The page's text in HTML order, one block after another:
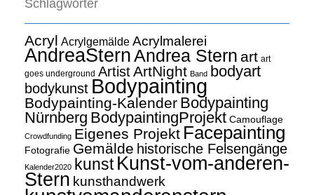
Schlagwörter
Acryl Acrylgemälde Acrylmalerei
AndreaSternAndrea Stern art art
goes underground ArtistArtNight Band bodyart
bodykunst Bodypainting
Bodypainting-Kalender Bodypainting
Nürnberg BodypaintingProjekt Camouflage
Crowdfunding Eigenes Projekt Facepainting
Fotografie Gemälde historische Felsengänge
Kalender2020 kunst Kunst-vom-anderen-
Stern kunsthandwerk